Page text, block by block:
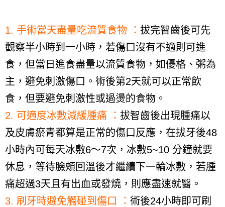
1. 手術當天盡量吃流質食物 ： 拔完智齒後可先
觀察半小時到一小時，若傷口沒有不適則可進
食，但當日進食盡量以流質食物，如優格、粥為
主，避免刺激傷口。術後第2天就可以正常飲
食，但要避免刺激性或過燙的食物。
2. 可適度冰敷減緩腫痛 ： 拔智齒後出現腫痛以
及皮膚瘀青都算是正常的傷口反應，在拔牙後48
小時內可每天冰敷6～7次，冰敷5~10 分鐘就要
休息，等待臉頰回溫後才繼續下一輪冰敷，若腫
痛超過3天且有出血或發燒，則應盡速就醫。
3. 刷牙時避免觸碰到傷口 ： 術後24小時即可刷